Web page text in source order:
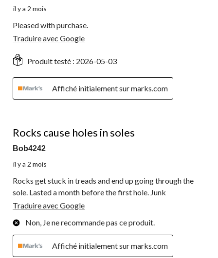
il y a 2 mois
Pleased with purchase.
Traduire avec Google
Produit testé : 2026-05-03
Affiché initialement sur marks.com
Rocks cause holes in soles
Bob4242
il y a 2 mois
Rocks get stuck in treads and end up going through the
sole. Lasted a month before the first hole. Junk
Traduire avec Google
Non, Je ne recommande pas ce produit.
Affiché initialement sur marks.com